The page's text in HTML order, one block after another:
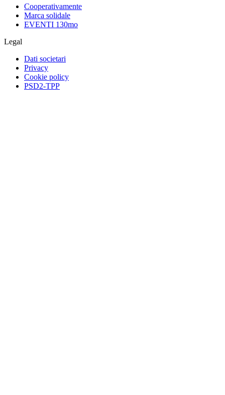
Cooperativamente
Marca solidale
EVENTI 130mo
Legal
Dati societari
Privacy
Cookie policy
PSD2-TPP